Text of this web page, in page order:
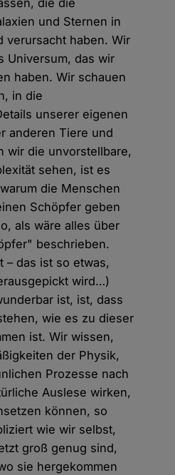
die die
und Sternen in
verursacht haben. Wir
Universum, das wir
haben. Wir schauen
in die
unserer eigenen
anderen Tiere und
wir die unvorstellbare,
sehen, ist es
die Menschen
Schöpfer geben
als wäre alles über
beschrieben.
– das ist so etwas,
wird…)
ist, ist, dass
wie es zu dieser
ist. Wir wissen,
der Physik,
Prozesse nach
Auslese wirken,
können, so
wie wir selbst,
groß genug sind,
sie hergekommen